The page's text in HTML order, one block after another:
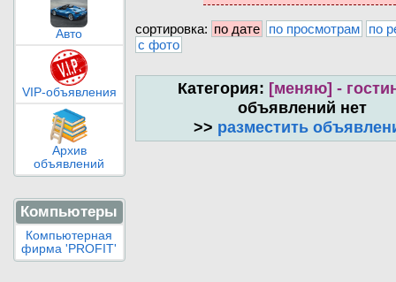
Авто
VIP-объявления
Архив
объявлений
Компьютеры
Компьютерная
фирма 'PROFIT'
сортировка: по дате по просмотрам
по
с фото
Категория: [меняю] -
объявлений нет
>> разместить